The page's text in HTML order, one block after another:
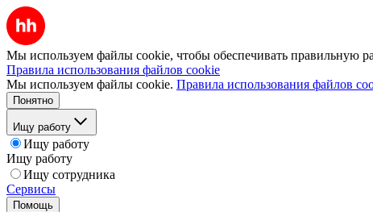
Мы используем файлы cookie, чтобы обеспечивать правильную
Правила использования файлов cookie
Мы используем файлы cookie. Правила использования файлов
Понятно
Ищу работу
Ищу работу
Ищу работу
Ищу сотрудника
Сервисы
Помощь